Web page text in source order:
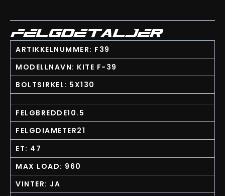
FELGDETALJER
ARTIKKELNUMMER: F39
MODELLNAVN: KITE F-39
BOLTSIRKEL: 5X130
FELGBREDDE10.5
FELGDIAMETER21
ET: 47
MAX LOAD: 960
VINTER: JA